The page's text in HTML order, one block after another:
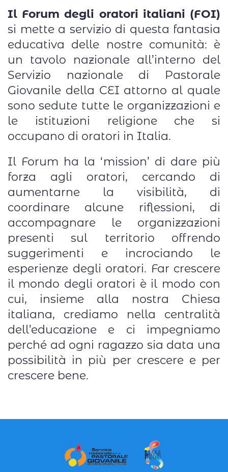
Il Forum degli oratori italiani (FOI)
si mette a servizio di questa fantasia
educativa delle nostre comunità: è
un tavolo nazionale all’interno del
Servizio nazionale di Pastorale
Giovanile della CEI attorno al quale
sono sedute tutte le organizzazioni e
le istituzioni religione che si
occupano di oratori in Italia.
Il Forum ha la ‘mission’ di dare più
forza agli oratori, cercando di
aumentarne la visibilità, di
coordinare alcune riflessioni, di
accompagnare le organizzazioni
presenti sul territorio offrendo
suggerimenti e incrociando le
esperienze degli oratori. Far crescere
il mondo degli oratori è il modo con
cui, insieme alla nostra Chiesa
italiana, crediamo nella centralità
dell’educazione e ci impegniamo
perché ad ogni ragazzo sia data una
possibilità in più per crescere e per
crescere bene.